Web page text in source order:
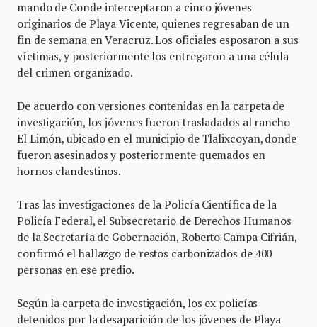
mando de Conde interceptaron a cinco jóvenes
originarios de Playa Vicente, quienes regresaban de un
fin de semana en Veracruz. Los oficiales esposaron a sus
víctimas, y posteriormente los entregaron a una célula
del crimen organizado.
De acuerdo con versiones contenidas en la carpeta de
investigación, los jóvenes fueron trasladados al rancho
El Limón, ubicado en el municipio de Tlalixcoyan, donde
fueron asesinados y posteriormente quemados en
hornos clandestinos.
Tras las investigaciones de la Policía Científica de la
Policía Federal, el Subsecretario de Derechos Humanos
de la Secretaría de Gobernación, Roberto Campa Cifrián,
confirmó el hallazgo de restos carbonizados de 400
personas en ese predio.
Según la carpeta de investigación, los ex policías
detenidos por la desaparición de los jóvenes de Playa